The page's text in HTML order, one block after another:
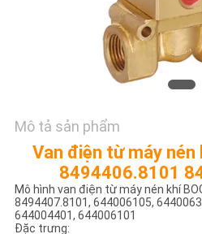
COMPANY
SƠ
TRANG
WEB
Mô tả sản phẩm
Van điện từ máy
8494406.8101
Mô hình van điện từ máy nén khí
8494407.8101, 644006105,
644004401, 644006101
Đặc trưng: